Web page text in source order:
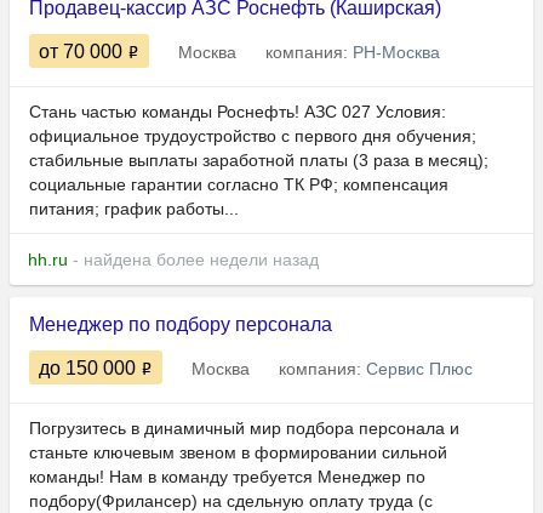
Продавец-кассир АЗС Роснефть (Каширская)
от 70 000 Москва компания: РН-Москва
Стань частью команды Роснефть! АЗС 027 Условия:
официальное трудоустройство с первого дня обучения;
стабильные выплаты заработной платы (3 раза в месяц);
социальные гарантии согласно ТК РФ; компенсация
питания; график работы...
hh.ru - найдена более недели назад
Менеджер по подбору персонала
до 150 000 Москва компания: Сервис Плюс
Погрузитесь в динамичный мир подбора персонала и
станьте ключевым звеном в формировании сильной
команды! Нам в команду требуется Менеджер по
подбору(Фрилансер) на сдельную оплату труда (с